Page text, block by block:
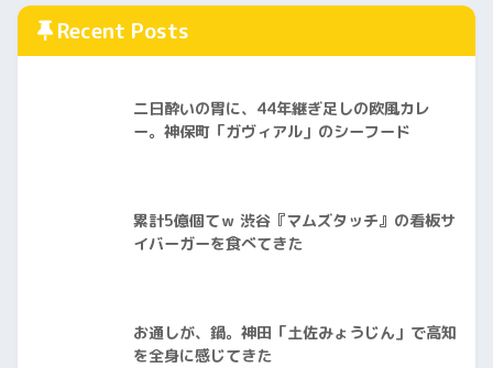
Recent Posts
二日酔いの胃に、44年継ぎ足しの欧風カレ
ー。神保町「ガヴィアル」のシーフード
累計5億個てｗ 渋谷『マムズタッチ』の看板サ
イバーガーを食べてきた
お通しが、鍋。神田「土佐みょうじん」で高知
を全身に感じてきた